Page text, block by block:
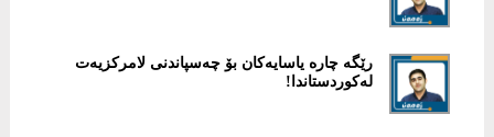
رێگە چارە یاسایەكان بۆ چەسپاندنی لامركزیەت
لەكوردستاندا!